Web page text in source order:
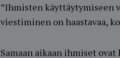
”Ihmisten käyttäytymiseen
viestiminen on haastavaa,
Samaan aikaan ihmiset